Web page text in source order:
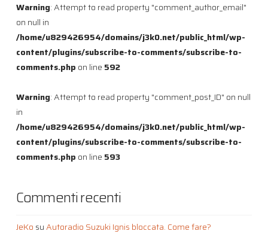
Warning: Attempt to read property "comment_author_email"
on null in
/home/u829426954/domains/j3k0.net/public_html/wp-
content/plugins/subscribe-to-comments/subscribe-to-
comments.php on line 592
Warning: Attempt to read property "comment_post_ID" on null
in
/home/u829426954/domains/j3k0.net/public_html/wp-
content/plugins/subscribe-to-comments/subscribe-to-
comments.php on line 593
Commenti recenti
JeKo suAutoradio Suzuki Ignis bloccata. Come fare?